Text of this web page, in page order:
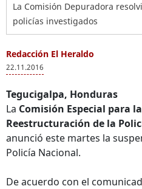
La Comisión Depuradora
policías investigados
Redacción El Heraldo
22.11.2016
Tegucigalpa, Honduras
La Comisión Especial para
Reestructuración de la
anunció este martes la
Policía Nacional.
De acuerdo con el